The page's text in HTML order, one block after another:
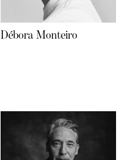
Débora Monteiro